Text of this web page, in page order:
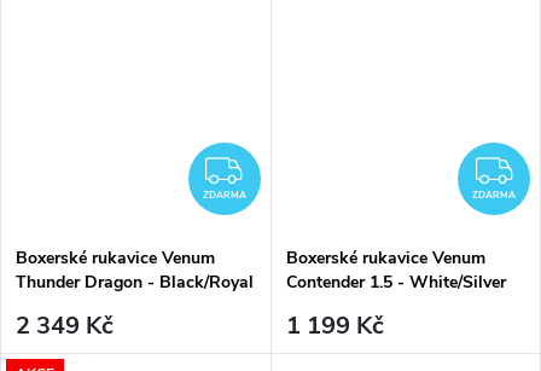
ZDARMA
ZDARMA
Boxerské rukavice Venum
Thunder Dragon - Black/Royal
2 349 Kč
ZDARMA
Boxerské rukavice Venum
Contender 1.5 - White/Silver
1 199 Kč